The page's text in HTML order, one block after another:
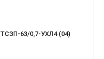
ТСЗП-63/0,7-УХЛ4 (04)